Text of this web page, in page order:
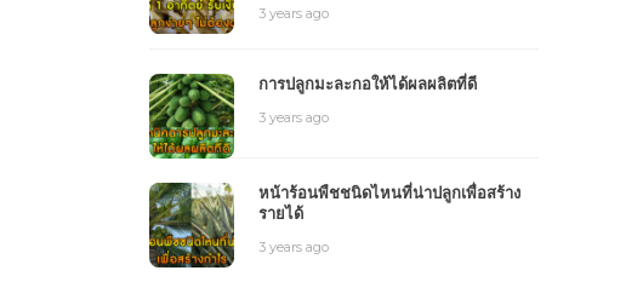
3 years ago
การปลูกมะละกอให้ได้ผลผลิตที่ดี
3 years ago
หน้าร้อนพืชชนิดไหนที่น่าปลูกเพื่อสร้าง
รายได้
3 years ago